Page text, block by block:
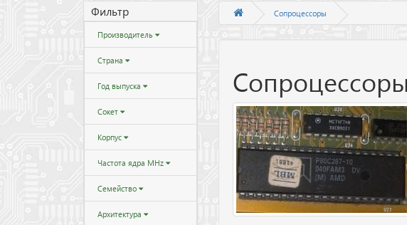
Фильтр
Производитель
Страна
Год выпуска
Сокет
Корпус
Частота ядра MHz
Семейство
Архитектура
Сопроцессоры
Сопроцессоры